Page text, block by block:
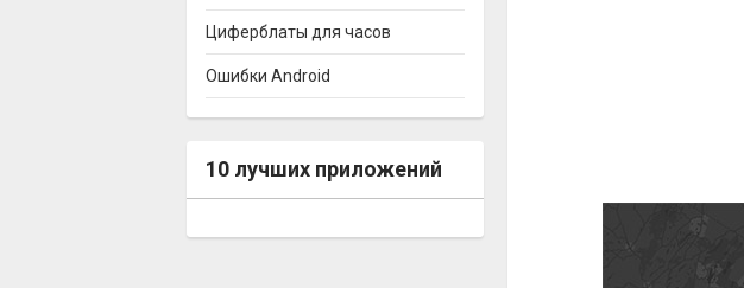
Циферблаты для часов
Ошибки Android
10 лучших приложений